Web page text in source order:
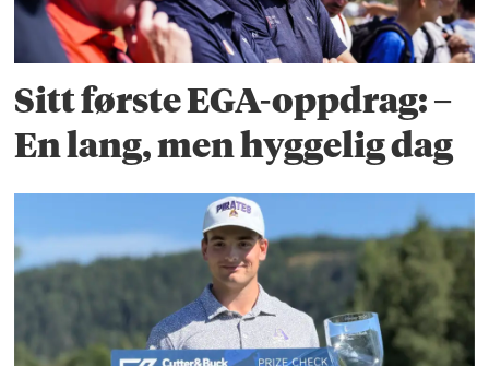
Sitt første EGA-oppdrag: –
En lang, men hyggelig dag